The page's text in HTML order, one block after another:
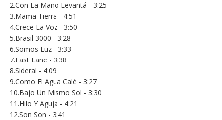
2.Con La Mano Levantá - 3:25
3.Mama Tierra - 4:51
4.Crece La Voz - 3:50
5.Brasil 3000 - 3:28
6.Somos Luz - 3:33
7.Fast Lane - 3:38
8.Sideral - 4:09
9.Como El Agua Calé - 3:27
10.Bajo Un Mismo Sol - 3:30
11.Hilo Y Aguja - 4:21
12.Son Son - 3:41